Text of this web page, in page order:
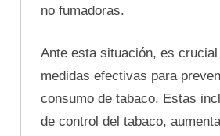
no fumadoras.
Ante esta situación, es
medidas efectivas para
consumo de tabaco. Estas
de control del tabaco,